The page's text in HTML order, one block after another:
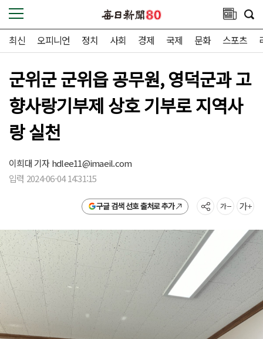
최신 오피니언 정치 사회 경제 국제 문화 스포츠
군위군 군위읍 공무원, 영덕군과 고
향사랑기부제 상호 기부로 지역사
랑 실천
이희대 기자hdlee11@imaeil.com
입력 2024-06-04 14:31:15
구글 검색 선호 출처로 추가